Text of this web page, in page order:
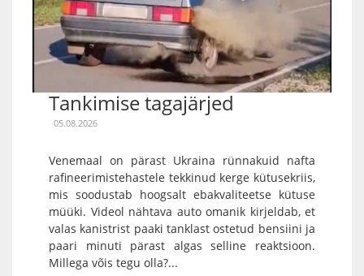
Tankimise tagajärjed
05.08.2026
Venemaal on pärast Ukraina rünnakuid nafta
rafineerimistehastele tekkinud kerge kütusekriis,
mis soodustab hoogsalt ebakvaliteetse kütuse
müüki. Videol nähtava auto omanik kirjeldab, et
valas kanistrist paaki tanklast ostetud bensiini ja
paari minuti pärast algas selline reaktsioon.
Millega võis tegu olla?...